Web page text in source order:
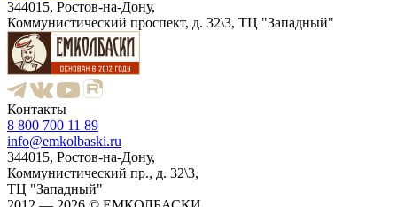
344015, Ростов-на-Дону,
Коммунистический проспект, д. 32\3, ТЦ "Западный"
Контакты
8 800 700 11 89
info@emkolbaski.ru
344015, Ростов-на-Дону,
Коммунистический пр., д. 32\3,
ТЦ "Западный"